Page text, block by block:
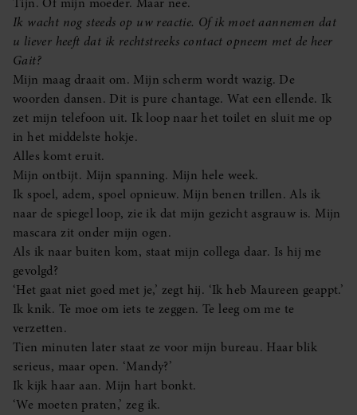
Ik wacht nog steeds op uw reactie. Of ik moet aannemen dat
u liever heeft dat ik rechtstreeks contact opneem met de heer
Gait?
Mijn maag draait om. Mijn scherm wordt wazig. De
woorden dansen. Dit is pure chantage. Wat een ellende. Ik
zet mijn telefoon uit. Ik loop naar het toilet en sluit me op
in het middelste hokje.
Alles komt eruit.
Mijn ontbijt. Mijn spanning. Mijn hele week.
Ik spoel, adem, spoel opnieuw. Mijn benen trillen. Als ik
naar de spiegel loop, zie ik dat mijn gezicht asgrauw is. Mijn
mascara zit onder mijn ogen.
Als ik naar buiten kom, staat mijn collega daar. Is hij me
gevolgd?
‘Het gaat niet goed met je,’ zegt hij. ‘Ik heb Maureen geappt.’
Ik knik. Te moe om iets te zeggen. Te leeg om me te
verzetten.
Tien minuten later staat ze voor mijn bureau. Haar blik
serieus, maar open. ‘Mandy?’
Ik kijk haar aan. Mijn hart bonkt.
‘We moeten praten,’ zeg ik.